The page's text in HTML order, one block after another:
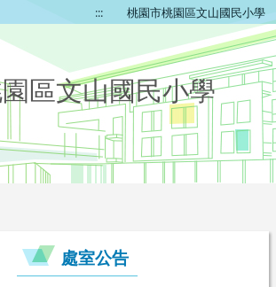
::: 桃園市桃園區文山國民小學
區文山國民小學
處室公告